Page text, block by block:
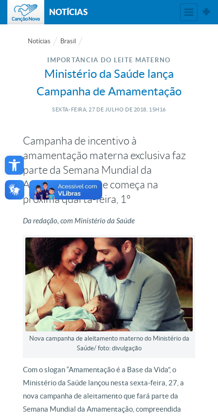
Open toolbar
NOTÍCIAS
Notícias Brasil
IMPORTÂNCIA DO LEITE MATERNO
Ministério da Saúde lança
Campanha de Amamentação
SEXTA-FEIRA, 27 DE JULHO DE 2018, 15H16
Campanha de incentivo à
amamentação materna exclusiva faz
parte da Semana Mundial da
Amamentação que começa na
próxima quarta-feira, 1º
Da redação, com Ministério da Saúde
Nova campanha de aleitamento materno do Ministério da
Saúde/ foto: divulgação
Com o slogan “Amamentação é a Base da Vida”, o
Ministério da Saúde lançou nesta sexta-feira, 27, a
nova campanha de aleitamento que fará parte da
Semana Mundial da Amamentação, compreendida